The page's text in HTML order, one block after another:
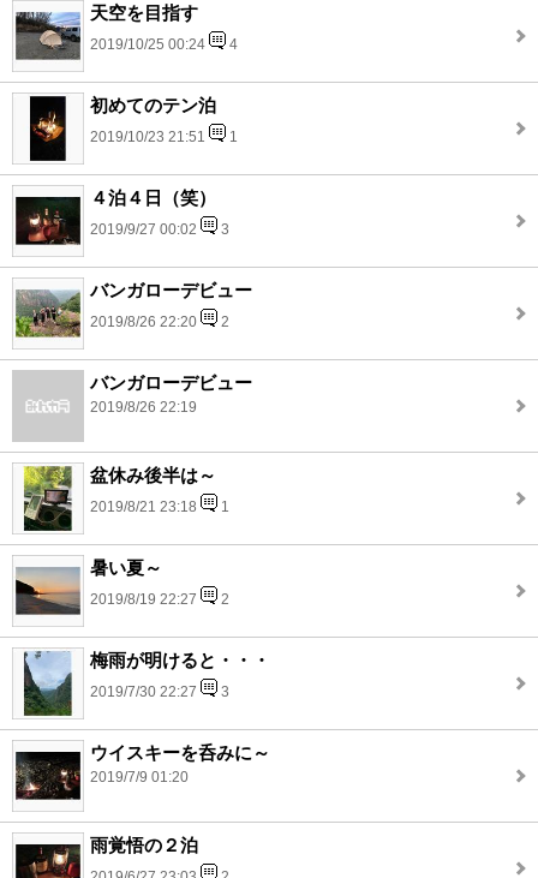
天空を目指す
2019/10/25 00:24 4
初めてのテン泊
2019/10/23 21:51 1
４泊４日（笑）
2019/9/27 00:02 3
バンガローデビュー
2019/8/26 22:20 2
バンガローデビュー
2019/8/26 22:19
盆休み後半は～
2019/8/21 23:18 1
暑い夏～
2019/8/19 22:27 2
梅雨が明けると・・・
2019/7/30 22:27 3
ウイスキーを呑みに～
2019/7/9 01:20
雨覚悟の２泊